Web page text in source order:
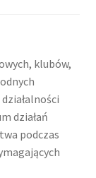
klubów,
działań
podczas